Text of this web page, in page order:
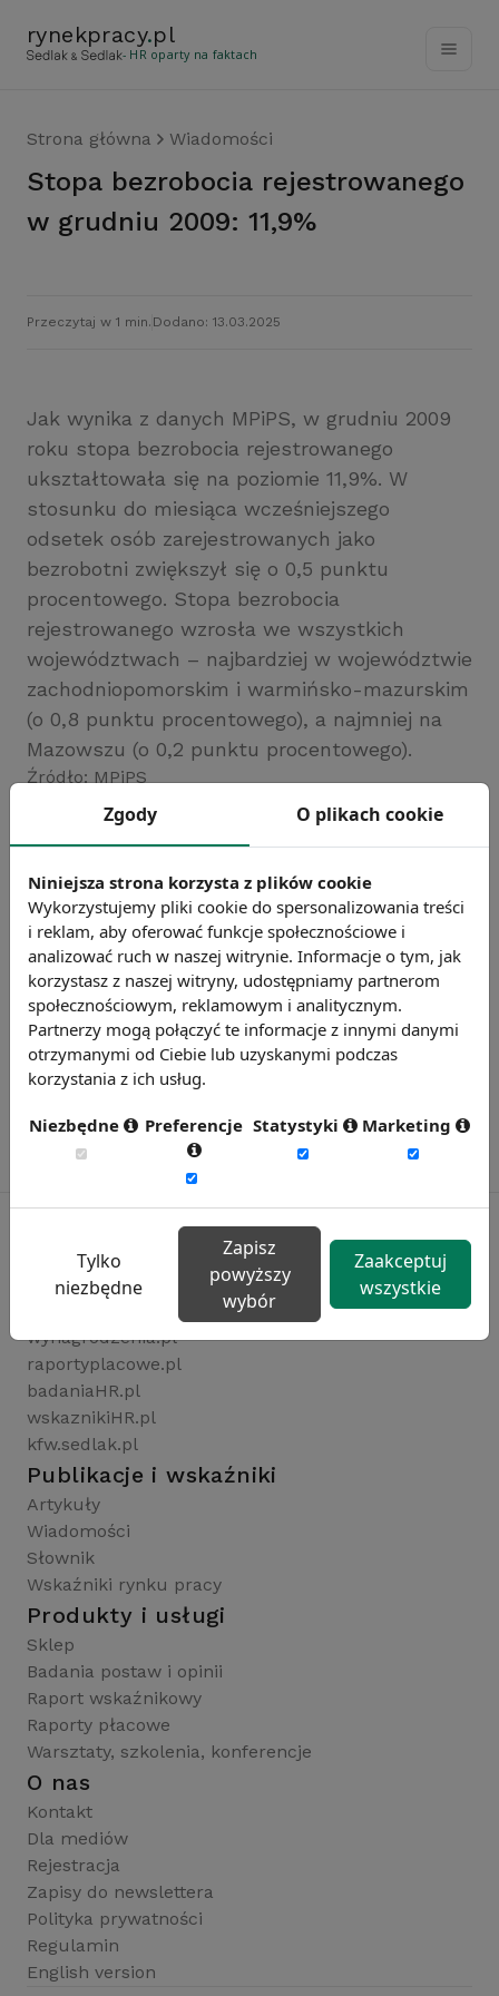
rynekpracy.pl
- HR oparty na faktach
Strona główna Wiadomości
Stopa bezrobocia rejestrowanego
w grudniu 2009: 11,9%
Przeczytaj w 1 min. Dodano: 13.03.2025
Jak wynika z danych MPiPS, w grudniu 2009
roku stopa bezrobocia rejestrowanego
ukształtowała się na poziomie 11,9%. W
stosunku do miesiąca wcześniejszego
odsetek osób zarejestrowanych jako
bezrobotni zwiększył się o 0,5 punktu
procentowego. Stopa bezrobocia
rejestrowanego wzrosła we wszystkich
województwach – najbardziej w województwie
zachodniopomorskim i warmińsko-mazurskim
(o 0,8 punktu procentowego), a najmniej na
Mazowszu (o 0,2 punktu procentowego).
Źródło: MPiPS
Chcesz wiedzieć więcej?
Zobacz więcej wiadomości
Rynekpracy.pl
wynagrodzenia.pl
raportyplacowe.pl
badaniaHR.pl
wskaznikiHR.pl
kfw.sedlak.pl
Publikacje i wskaźniki
Artykuły
Wiadomości
Słownik
Wskaźniki rynku pracy
Produkty i usługi
Sklep
Badania postaw i opinii
Raport wskaźnikowy
Raporty płacowe
Warsztaty, szkolenia, konferencje
O nas
Kontakt
Dla mediów
Rejestracja
Zapisy do newslettera
Polityka prywatności
Regulamin
English version
Zgody O plikach cookie
Niniejsza strona korzysta z plików cookie
Wykorzystujemy pliki cookie do spersonalizowania treści
i reklam, aby oferować funkcje społecznościowe i
analizować ruch w naszej witrynie. Informacje o tym, jak
korzystasz z naszej witryny, udostępniamy partnerom
społecznościowym, reklamowym i analitycznym.
Partnerzy mogą połączyć te informacje z innymi danymi
otrzymanymi od Ciebie lub uzyskanymi podczas
korzystania z ich usług.
Niezbędne Preferencje Statystyki Marketing
Tylko
niezbędne
Zapisz
powyższy
wybór
Zaakceptuj
wszystkie